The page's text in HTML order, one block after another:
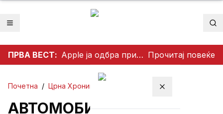
Отвори мени
ПРВА ВЕСТ: Apple ја одбра приватноста на корисниците: Одби да создаде пристап за полицијата до iCloud податоците Прочитај повеќе
Затвори мени
Почетна / Црна Хроника
АВТОМОБИЛ УДРИ ВО